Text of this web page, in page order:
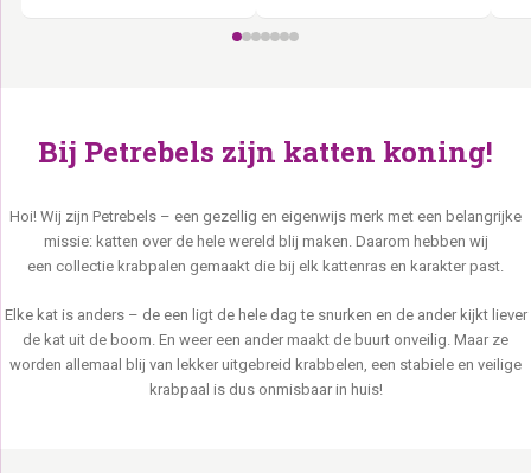
Bij Petrebels zijn katten koning!
Hoi! Wij zijn Petrebels – een gezellig en eigenwijs merk met een belangrijke
missie: katten over de hele wereld blij maken. Daarom hebben wij
een collectie krabpalen gemaakt die bij elk kattenras en karakter past.
Elke kat is anders – de een ligt de hele dag te snurken en de ander kijkt liever
de kat uit de boom. En weer een ander maakt de buurt onveilig. Maar ze
worden allemaal blij van lekker uitgebreid krabbelen, een stabiele en veilige
krabpaal is dus onmisbaar in huis!